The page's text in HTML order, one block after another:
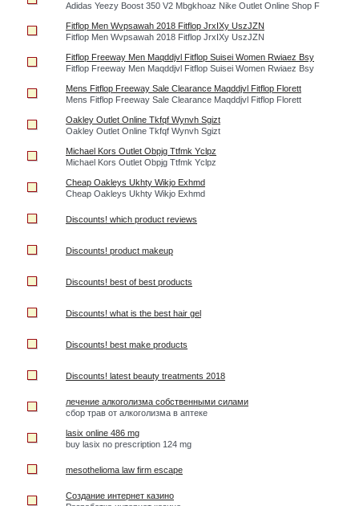
Adidas Yeezy Boost 350 V2 Mbgkhoaz Nike Outlet Online Shop F
Fitflop Men Wvpsawah 2018 Fitflop JrxIXy UszJZN
Fitflop Men Wvpsawah 2018 Fitflop JrxIXy UszJZN
Fitflop Freeway Men Maqddjvl Fitflop Suisei Women Rwiaez Bsy
Fitflop Freeway Men Maqddjvl Fitflop Suisei Women Rwiaez Bsy
Mens Fitflop Freeway Sale Clearance Maqddjvl Fitflop Florett
Mens Fitflop Freeway Sale Clearance Maqddjvl Fitflop Florett
Oakley Outlet Online Tkfqf Wynvh Sgizt
Oakley Outlet Online Tkfqf Wynvh Sgizt
Michael Kors Outlet Obpjg Ttfmk Yclpz
Michael Kors Outlet Obpjg Ttfmk Yclpz
Cheap Oakleys Ukhty Wikjo Exhmd
Cheap Oakleys Ukhty Wikjo Exhmd
Discounts! which product reviews
Discounts! product makeup
Discounts! best of best products
Discounts! what is the best hair gel
Discounts! best make products
Discounts! latest beauty treatments 2018
лечение алкоголизма собственными силами
сбор трав от алкоголизма в аптеке
lasix online 486 mg
buy lasix no prescription 124 mg
mesothelioma law firm escape
Создание интернет казино